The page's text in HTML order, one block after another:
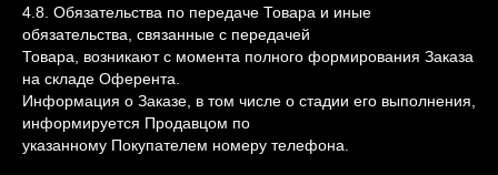
4.8. Обязательства по передаче Товара и иные
обязательства, связанные с передачей
Товара, возникают с момента полного формирования Заказа
на складе Оферента.
Информация о Заказе, в том числе о стадии его выполнения,
информируется Продавцом по
указанному Покупателем номеру телефона.